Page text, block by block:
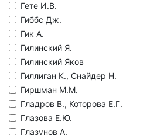
Гете И.В.
Гиббс Дж.
Гик А.
Гилинский Я.
Гилинский Яков
Гиллиган К., Снайдер Н.
Гиршман М.М.
Гладров В., Которова Е.Г.
Глазова Е.Ю.
Глазунов А.